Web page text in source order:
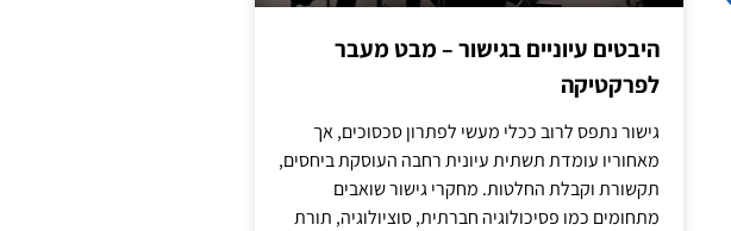
היבטים עיוניים בגישור – מבט מעבר
לפרקטיקה
גישור נתפס לרוב ככלי מעשי לפתרון סכסוכים, אך
מאחוריו עומדת תשתית עיונית רחבה העוסקת ביחסים,
תקשורת וקבלת החלטות. מחקרי גישור שואבים
מתחומים כמו פסיכולוגיה חברתית, סוציולוגיה, תורת